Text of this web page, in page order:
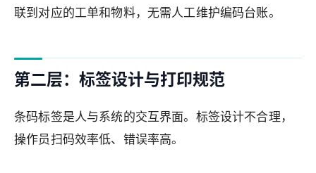
联到对应的工单和物料，无需人工维护编码台账。
第二层：标签设计与打印规范
条码标签是人与系统的交互界面。标签设计不合理，
操作员扫码效率低、错误率高。